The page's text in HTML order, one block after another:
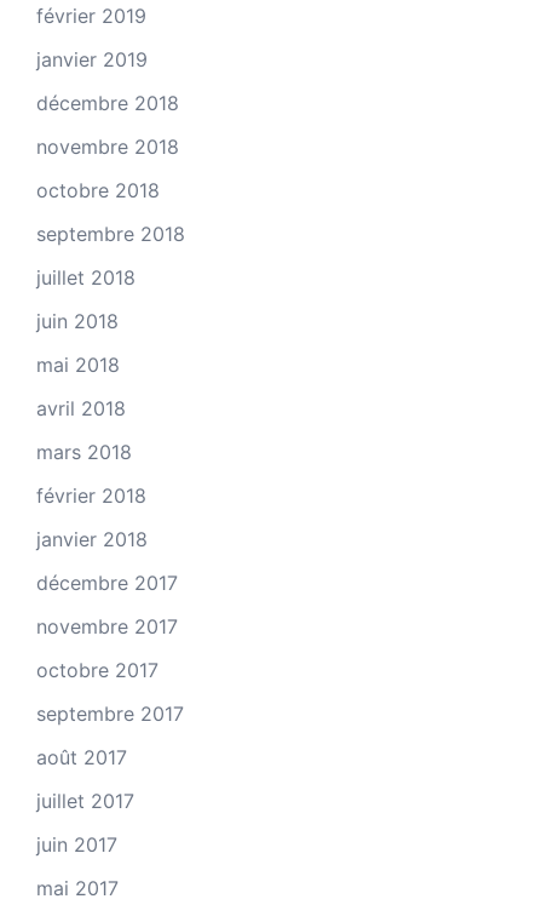
février 2019
janvier 2019
décembre 2018
novembre 2018
octobre 2018
septembre 2018
juillet 2018
juin 2018
mai 2018
avril 2018
mars 2018
février 2018
janvier 2018
décembre 2017
novembre 2017
octobre 2017
septembre 2017
août 2017
juillet 2017
juin 2017
mai 2017